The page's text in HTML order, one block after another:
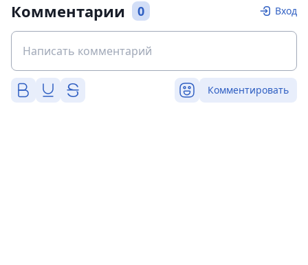
Комментарии 0 Вход
Комментировать